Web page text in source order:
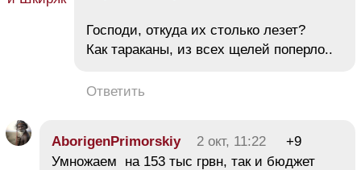
Господи, откуда их столько лезет?
Как тараканы, из всех щелей поперло..
Ответить
AborigenPrimorskiy 2 окт, 11:22
+9
Умножаем на 153 тыс грвн, так и бюджет